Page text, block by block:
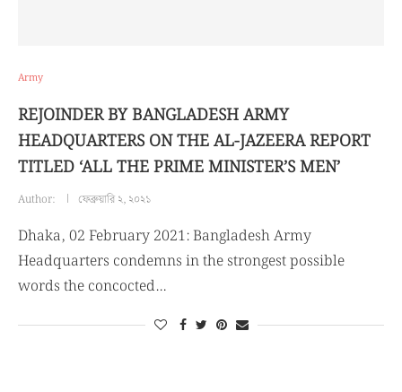
Army
REJOINDER BY BANGLADESH ARMY
HEADQUARTERS ON THE AL-JAZEERA REPORT
TITLED ‘ALL THE PRIME MINISTER’S MEN’
Author: ফেব্রুয়ারি ২, ২০২১
Dhaka, 02 February 2021: Bangladesh Army
Headquarters condemns in the strongest possible
words the concocted…